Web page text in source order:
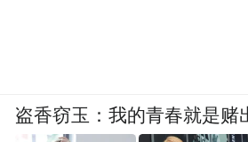
盗香窃玉：我的青春就是赌